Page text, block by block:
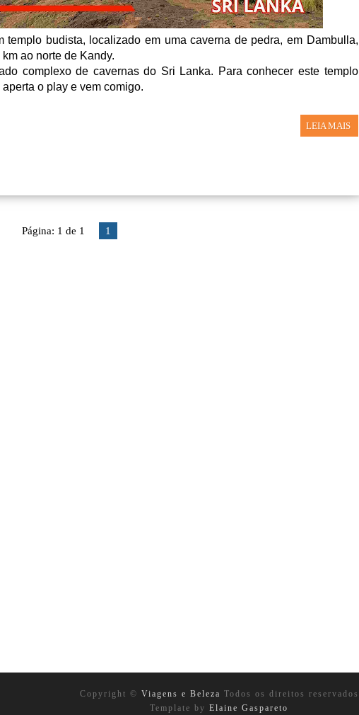
templo budista, localizado em uma caverna de pedra, em Dambulla,
ao norte de Kandy.
complexo de cavernas do Sri Lanka. Para conhecer este templo
o play e vem comigo.
LEIA MAIS
Página: 1 de 1 1
Copyright © Viagens e Beleza Todos os direitos reservados
Template by Elaine Gaspareto